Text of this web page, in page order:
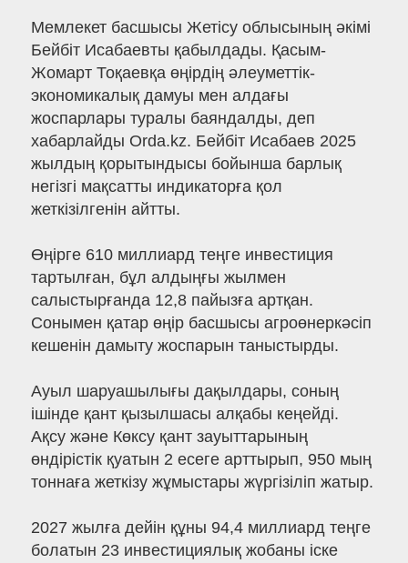
Мемлекет басшысы Жетісу облысының әкімі
Бейбіт Исабаевты қабылдады. Қасым-
Жомарт Тоқаевқа өңірдің әлеуметтік-
экономикалық дамуы мен алдағы
жоспарлары туралы баяндалды, деп
хабарлайды Orda.kz. Бейбіт Исабаев 2025
жылдың қорытындысы бойынша барлық
негізгі мақсатты индикаторға қол
жеткізілгенін айтты.
Өңірге 610 миллиард теңге инвестиция
тартылған, бұл алдыңғы жылмен
салыстырғанда 12,8 пайызға артқан.
Сонымен қатар өңір басшысы агроөнеркәсіп
кешенін дамыту жоспарын таныстырды.
Ауыл шаруашылығы дақылдары, соның
ішінде қант қызылшасы алқабы кеңейді.
Ақсу және Көксу қант зауыттарының
өндірістік қуатын 2 есеге арттырып, 950 мың
тоннаға жеткізу жұмыстары жүргізіліп жатыр.
2027 жылға дейін құны 94,4 миллиард теңге
болатын 23 инвестициялық жобаны іске